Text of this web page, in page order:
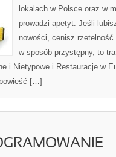
lokalach w Polsce oraz w
prowadzi apetyt. Jeśli
nowości, cenisz
w sposób przystępny, to
i Nietypowe i Restauracje w
[…]